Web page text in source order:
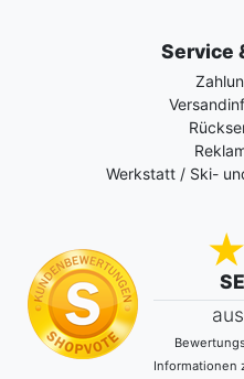
Service
Werkstatt / Ski-
Informationen